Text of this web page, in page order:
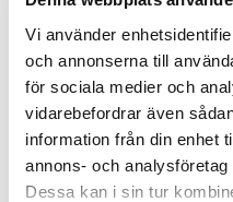
Vi använder
och annonserna till
för sociala medier och
vidarebefordrar även
information från din enhet
annons- och
Dessa kan i sin tur